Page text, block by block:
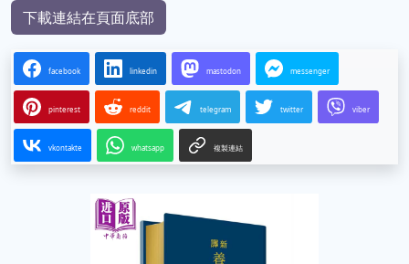
下載連結在頁面底部
facebook linkedin mastodon messenger
pinterest reddit telegram twitter viber
vkontakte whatsapp 複製連結